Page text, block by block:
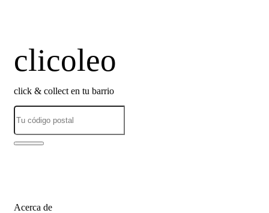
clicoleo
click & collect en tu barrio
Acerca de